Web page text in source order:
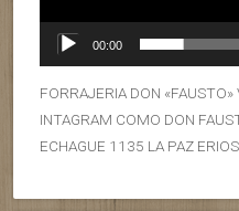
00:00
FORRAJERIA DON
INTAGRAM COMO DON
ECHAGUE 1135 LA PAZ ERIOS